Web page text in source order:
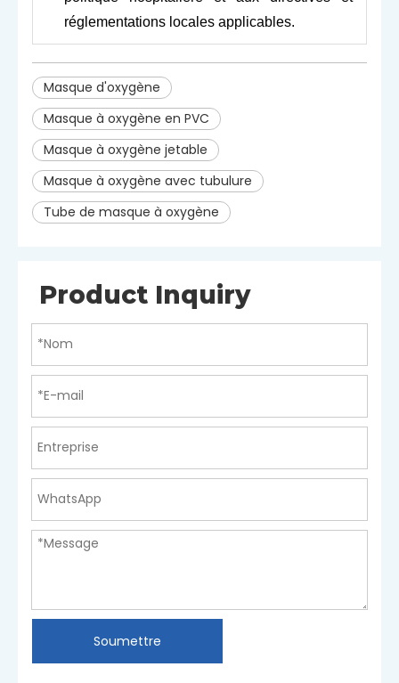
réglementations locales applicables.
Masque d'oxygène
Masque à oxygène en PVC
Masque à oxygène jetable
Masque à oxygène avec tubulure
Tube de masque à oxygène
Product Inquiry
Soumettre